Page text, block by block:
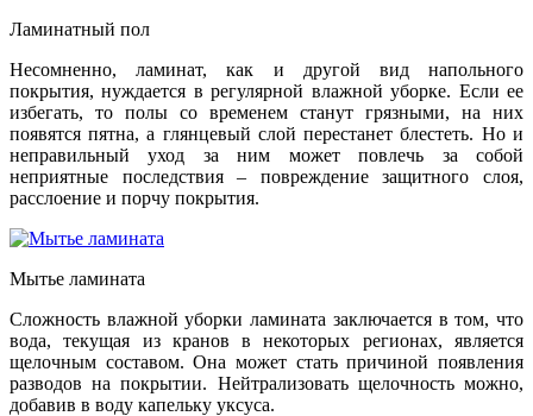
Ламинатный пол
Несомненно, ламинат, как и другой вид напольного
покрытия, нуждается в регулярной влажной уборке. Если ее
избегать, то полы со временем станут грязными, на них
появятся пятна, а глянцевый слой перестанет блестеть. Но и
неправильный уход за ним может повлечь за собой
неприятные последствия – повреждение защитного слоя,
расслоение и порчу покрытия.
Мытье ламината
Сложность влажной уборки ламината заключается в том, что
вода, текущая из кранов в некоторых регионах, является
щелочным составом. Она может стать причиной появления
разводов на покрытии. Нейтрализовать щелочность можно,
добавив в воду капельку уксуса.